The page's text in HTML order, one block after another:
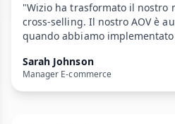
"Wizio ha trasformato il nostro
cross-selling. Il nostro AOV è
quando abbiamo
Sarah Johnson
Manager E-commerce